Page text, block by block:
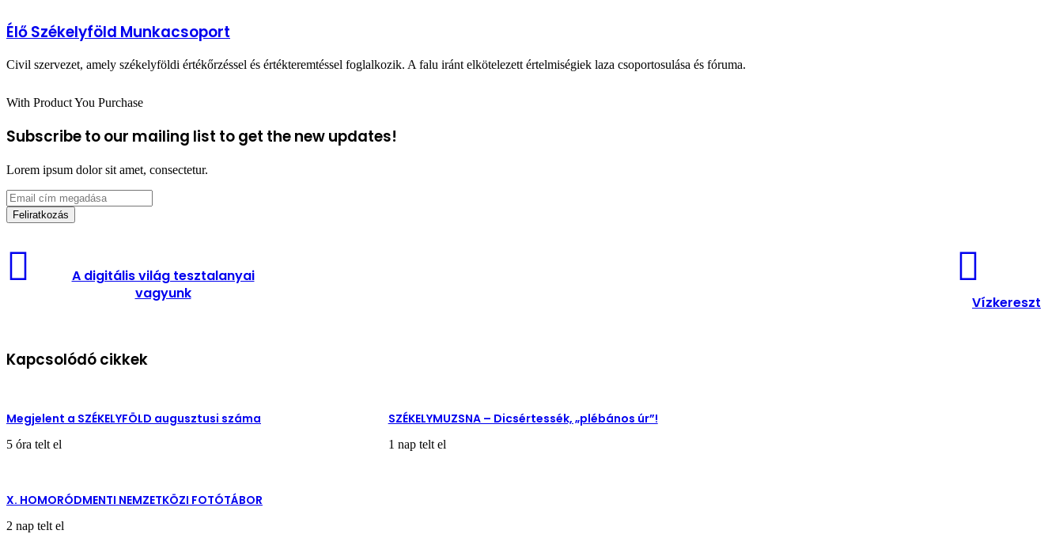
Élő Székelyföld Munkacsoport
Civil szervezet, amely székelyföldi értékőrzéssel és értékteremtéssel foglalkozik. A falu iránt elkötelezett értelmiségiek laza csoportosulása és fóruma.
With Product You Purchase
Subscribe to our mailing list to get the new updates!
Lorem ipsum dolor sit amet, consectetur.
Email
cím
megadása
digitális
világ
A digitális világ tesztalanyai
vagyunk
Vízkereszt
Kapcsolódó cikkek
Megjelent a SZÉKELYFÖLD augusztusi száma
5 óra telt el
SZÉKELYMUZSNA – Dicsértessék, „plébános úr”!
1 nap telt el
X. HOMORÓDMENTI NEMZETKÖZI FOTÓTÁBOR
2 nap telt el